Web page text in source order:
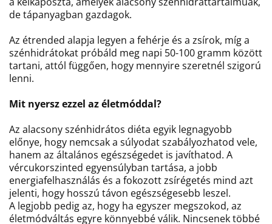
de tápanyagban gazdagok.
Az étrended alapja legyen a fehérje és a zsírok, míg a
szénhidrátokat próbáld meg napi 50-100 gramm között
tartani, attól függően, hogy mennyire szeretnél szigorú
lenni.
Mit nyersz ezzel az életmóddal?
Az alacsony szénhidrátos diéta egyik legnagyobb
előnye, hogy nemcsak a súlyodat szabályozhatod vele,
hanem az általános egészségedet is javíthatod. A
vércukorszinted egyensúlyban tartása, a jobb
energiafelhasználás és a fokozott zsírégetés mind azt
jelenti, hogy hosszú távon egészségesebb leszel.
A legjobb pedig az, hogy ha egyszer megszokod, az
életmódváltás egyre könnyebbé válik. Nincsenek többé